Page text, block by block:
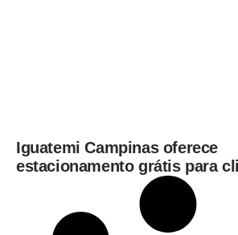
Iguatemi Campinas oferece
estacionamento grátis para
consumirem em restaurantes